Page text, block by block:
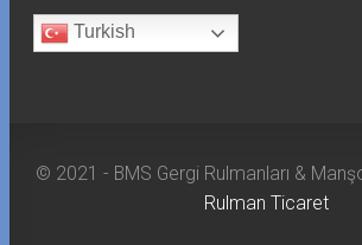
Turkish
© 2021 - BMS Gergi Rulmanları &
Rulman Ticaret